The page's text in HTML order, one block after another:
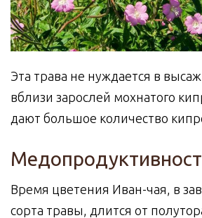
Эта трава не нуждается в
вблизи зарослей мохнатого
дают большое количество
Время цветения Иван-чая, в
сорта травы, длится от